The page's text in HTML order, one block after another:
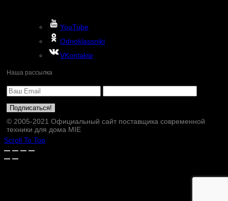
YouTube
Odnoklassniki
VKontakte
Наша рассылка
© 2005-2021 Официальный сайт поставщика современной
техники для дома MIE
Scroll To Top